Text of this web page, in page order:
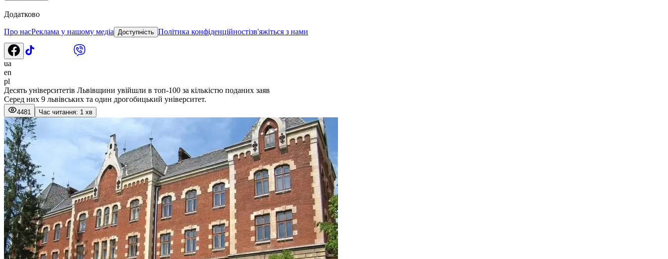
Додатково
Про насРеклама у нашому медіа Доступність Політика конфіденційностізв'яжіться з нами
ua
en
pl
Десять університетів Львівщини увійшли в топ-100 за кількістю поданих заяв
Серед них 9 львівських та один дрогобицький університет.
4481 Час читання: 1 хв